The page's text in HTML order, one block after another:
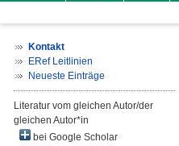
Kontakt
ERef Leitlinien
Neueste Einträge
Literatur vom gleichen Autor/der
gleichen Autor*in
bei Google Scholar